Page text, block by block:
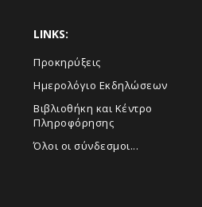
LINKS:
Προκηρύξεις
Ημερολόγιο Εκδηλώσεων
Βιβλιοθήκη και Κέντρο
Πληροφόρησης
Όλοι οι σύνδεσμοι...